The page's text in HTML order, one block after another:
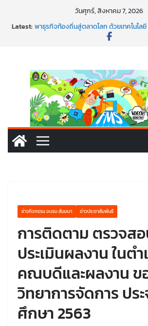
วันศุกร์, สิงหาคม 7, 2026
Latest:พร้อมลุยแล้ว! ปักหมุดโรดแมป AI อัปสกิล
พาธุรกิจท้องถิ่นสู่ตลาดโลก ด้วยเทคโนโลยี
นอกจากเทคโนโลยีจะล้ำ หัวใจคนทำธุรกิจ
ข่าวกิจกรรม อบรม สัมมนา ข่าวประชาสัมพันธ์
การติดตาม ตรวจส
ประเมินผลงาน ในต
คณบดีและผลงาน
วิทยาการจัดการ ปร
ศึกษา 2563